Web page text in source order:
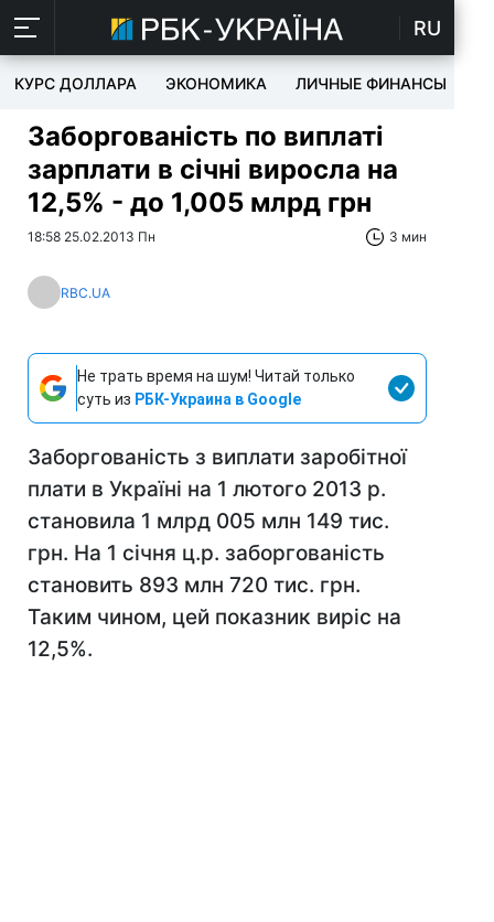
RU
КУРС ДОЛЛАРА ЭКОНОМИКА ЛИЧНЫЕ ФИНАНСЫ
Заборгованість по виплаті
зарплати в січні виросла на
12,5% - до 1,005 млрд грн
18:58 25.02.2013 Пн 3 мин
RBC.UA
Не трать время на шум! Читай только
суть из РБК-Украина в Google
Заборгованість з виплати заробітної
плати в Україні на 1 лютого 2013 р.
становила 1 млрд 005 млн 149 тис.
грн. На 1 січня ц.р. заборгованість
становить 893 млн 720 тис. грн.
Таким чином, цей показник виріс на
12,5%.